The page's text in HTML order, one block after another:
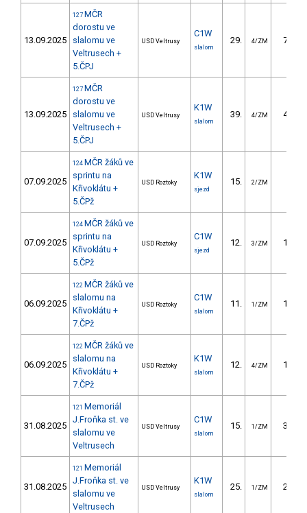
13.09.2025
127 MČR
dorostu ve
slalomu ve
Veltrusech +
5.ČPJ
USD Veltrusy
C1W
slalom
29. 4/ZM 77.32
13.09.2025
127 MČR
dorostu ve
slalomu ve
Veltrusech +
5.ČPJ
USD Veltrusy
K1W
slalom
39. 4/ZM 48.50
07.09.2025
124 MČR žáků ve
sprintu na
Křivoklátu +
5.ČPž
USD Roztoky
K1W
sjezd
15. 2/ZM
07.09.2025
124 MČR žáků ve
sprintu na
Křivoklátu +
5.ČPž
USD Roztoky
C1W
sjezd
12. 3/ZM 11.35
06.09.2025
122 MČR žáků ve
slalomu na
Křivoklátu +
7.ČPž
USD Roztoky
C1W
slalom
11. 1/ZM 13.16
06.09.2025
122 MČR žáků ve
slalomu na
Křivoklátu +
7.ČPž
USD Roztoky
K1W
slalom
12. 4/ZM 10.97
31.08.2025
121 Memoriál
J.Froňka st. ve
slalomu ve
Veltrusech
USD Veltrusy
C1W
slalom
15. 1/ZM 36.97
31.08.2025
121 Memoriál
J.Froňka st. ve
slalomu ve
Veltrusech
USD Veltrusy
K1W
slalom
25. 1/ZM 28.32